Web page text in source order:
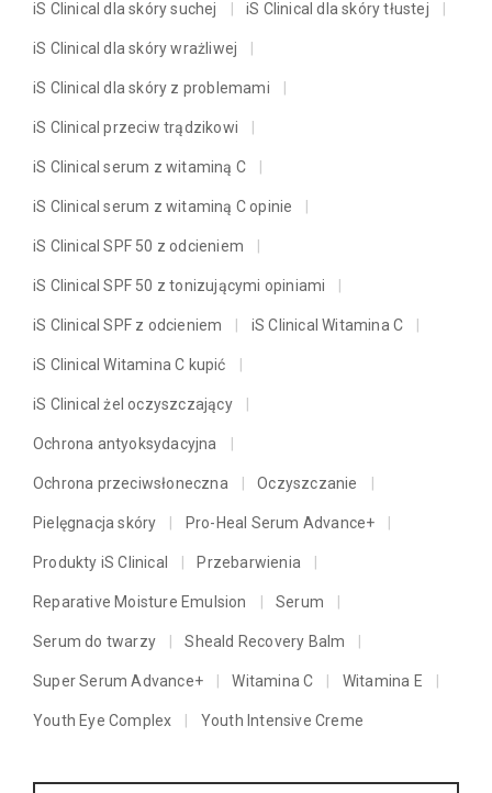
iS Clinical dla skóry suchej iS Clinical dla skóry tłustej
iS Clinical dla skóry wrażliwej
iS Clinical dla skóry z problemami
iS Clinical przeciw trądzikowi
iS Clinical serum z witaminą C
iS Clinical serum z witaminą C opinie
iS Clinical SPF 50 z odcieniem
iS Clinical SPF 50 z tonizującymi opiniami
iS Clinical SPF z odcieniem iS Clinical Witamina C
iS Clinical Witamina C kupić
iS Clinical żel oczyszczający
Ochrona antyoksydacyjna
Ochrona przeciwsłoneczna Oczyszczanie
Pielęgnacja skóry Pro-Heal Serum Advance+
Produkty iS Clinical Przebarwienia
Reparative Moisture Emulsion Serum
Serum do twarzy Sheald Recovery Balm
Super Serum Advance+ Witamina C Witamina E
Youth Eye Complex Youth Intensive Creme